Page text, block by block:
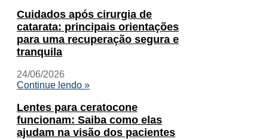
Cuidados após cirurgia de
catarata: principais orientações
para uma recuperação segura e
tranquila
24/06/2026
Continue lendo »
Lentes para ceratocone
funcionam: Saiba como elas
ajudam na visão dos pacientes